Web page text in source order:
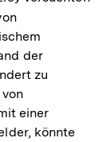
der
zu
einer
könnte